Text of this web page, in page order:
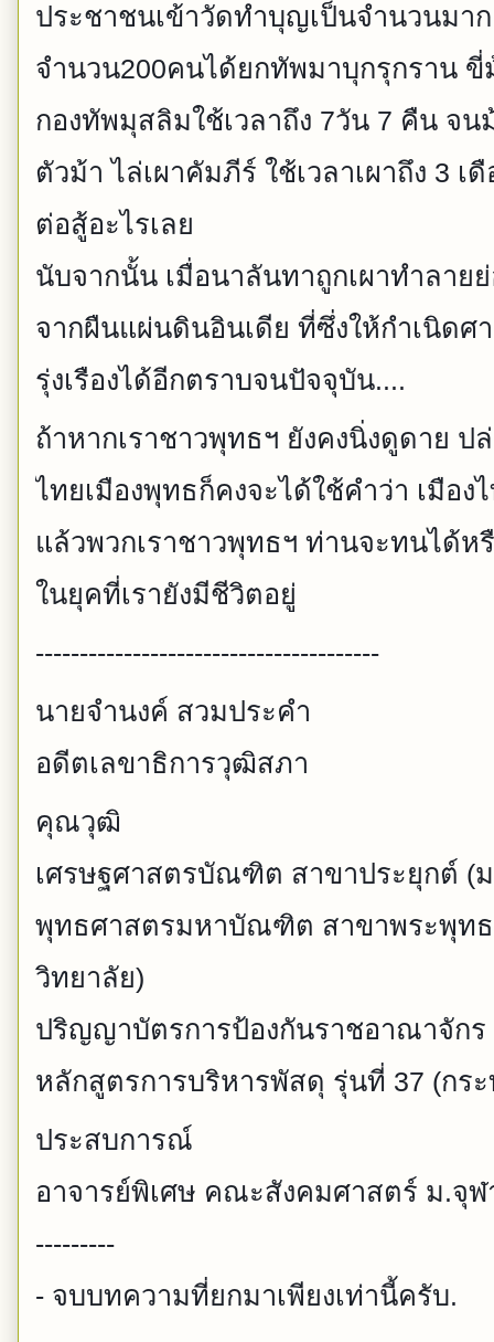
ประชาชนเข้าวัดทำบุญเป็นจำนวนมา
จำนวน200คนได้ยกทัพมาบุกรุกราน
กองทัพมุสลิมใช้เวลาถึง 7วัน 7 คืน จ
ตัวม้า ไล่เผาคัมภีร์ ใช้เวลาเผาถึง 3
ต่อสู้อะไรเลย
นับจากนั้น เมื่อนาลันทาถูกเผาทำลา
จากผืนแผ่นดินอินเดีย ที่ซึ่งให้กำเนิด
รุ่งเรืองได้อีกตราบจนปัจจุบัน....
ถ้าหากเราชาวพุทธฯ ยังคงนิ่งดูดาย
ไทยเมืองพุทธก็คงจะได้ใช้คำว่า เมือ
แล้วพวกเราชาวพุทธฯ ท่านจะทนได้
ในยุคที่เรายังมีชีวิตอยู่
---------------------------------------
นายจำนงค์ สวมประคำ
อดีตเลขาธิการวุฒิสภา
คุณวุฒิ
เศรษฐศาสตรบัณฑิต สาขาประยุกต์ (
พุทธศาสตรมหาบัณฑิต สาขาพระพุท
วิทยาลัย)
ปริญญาบัตรการป้องกันราชอาณาจักร
หลักสูตรการบริหารพัสดุ รุ่นที่ 37 (กระ
ประสบการณ์
อาจารย์พิเศษ คณะสังคมศาสตร์ ม.จุ
---------
- จบบทความที่ยกมาเพียงเท่านี้ครับ.